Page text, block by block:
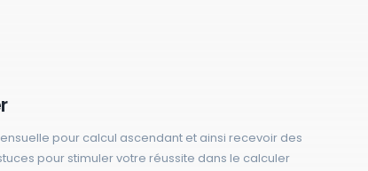
pour calcul ascendant et ainsi recevoir des
pour stimuler votre réussite dans le calculer